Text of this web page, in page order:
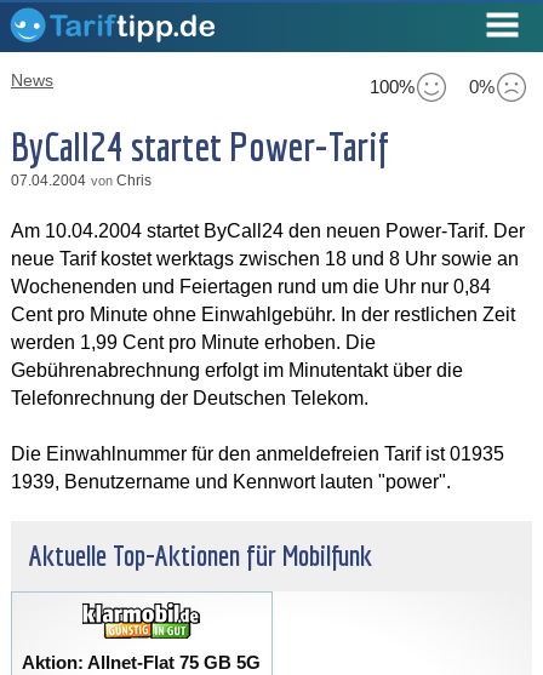
100% 0%
News
ByCall24 startet Power-Tarif
07.04.2004 von Chris
Am 10.04.2004 startet ByCall24 den neuen Power-Tarif. Der
neue Tarif kostet werktags zwischen 18 und 8 Uhr sowie an
Wochenenden und Feiertagen rund um die Uhr nur 0,84
Cent pro Minute ohne Einwahlgebühr. In der restlichen Zeit
werden 1,99 Cent pro Minute erhoben. Die
Gebührenabrechnung erfolgt im Minutentakt über die
Telefonrechnung der Deutschen Telekom.
Die Einwahlnummer für den anmeldefreien Tarif ist 01935
1939, Benutzername und Kennwort lauten "power".
Aktuelle Top-Aktionen für Mobilfunk
Aktion: Allnet-Flat 75 GB 5G